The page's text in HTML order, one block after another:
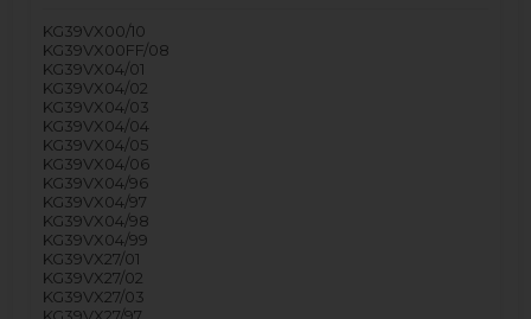
KG39VX00/10
KG39VX00FF/08
KG39VX04/01
KG39VX04/02
KG39VX04/03
KG39VX04/04
KG39VX04/05
KG39VX04/06
KG39VX04/96
KG39VX04/97
KG39VX04/98
KG39VX04/99
KG39VX27/01
KG39VX27/02
KG39VX27/03